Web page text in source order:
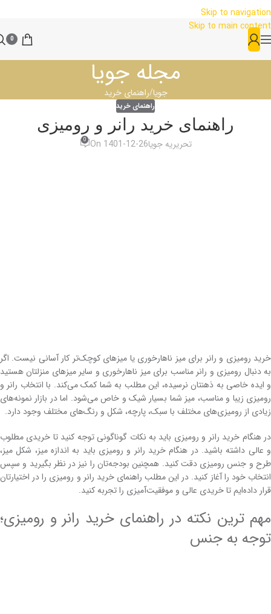
Skip to navigation
Skip to main content
0
مجله جویا
جویا راهنمای خرید
راهنمای خرید
راهنمای خرید رانر و رومیزی
تحریریه جویاOn 1401-12-26
0
خرید رومیزی و رانر برای میز ناهارخوری یا میزهای کوچک‌تر کار آسانی نیست. اگر
به دنبال رومیزی و رانر مناسب برای میز ناهارخوری و سایر میزهای منزلتان هستید
و ایده خاصی به ذهنتان نرسیده، این مطلب به شما کمک می‌کند. با انتخاب رانر و
رومیزی زیبا و مناسب، میز شما بسیار شیک و خاص می‌شود. اما در بازار نمونه‌های
زیادی از رومیزی‌های مختلف با سبک، پارچه، شکل و رنگ‌های مختلف وجود دارد.
در هنگام خرید رانر و رومیزی باید به نکات گوناگونی توجه کنید تا خریدی مطلوب
و عالی داشته باشید. در هنگام خرید رانر و رومیزی باید به اندازه میز، شکل میز،
طرح و جنس رومیزی دقت کنید. همچنین بودجه‌تان را نیز در نظر بگیرید و سپس
انتخاب خود را آغاز کنید. در این مطلب راهنمای خرید رانر و رومیزی را در اختیارتان
قرار داده‌ایم تا خریدی عالی و موفقیت‌آمیزی را تجربه کنید.
مهم ترین نکته در راهنمای خرید رانر و رومیزی؛
توجه به جنس